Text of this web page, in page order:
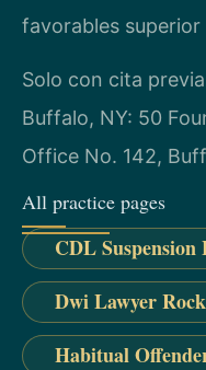
favorables superior
Solo con cita
Buffalo, NY: 50
Office No. 142,
All practice pages
CDL Suspension
Dwi Lawyer
Habitual